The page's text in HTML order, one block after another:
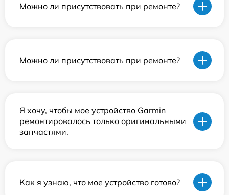
Можно ли присутствовать при ремонте?
Можно ли присутствовать при ремонте?
Я хочу, чтобы мое устройство Garmin
ремонтировалось только оригинальными
запчастями.
Как я узнаю, что мое устройство готово?